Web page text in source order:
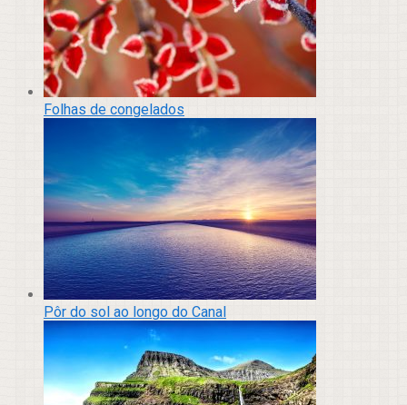
Folhas de congelados
Pôr do sol ao longo do Canal